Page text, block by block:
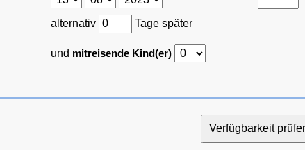
alternativ Tage später
und mitreisende Kind(er)